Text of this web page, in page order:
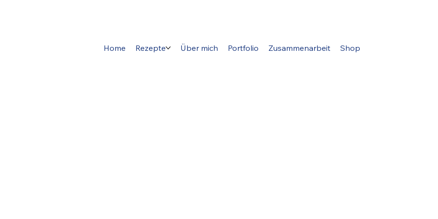
Home Rezepte Über mich Portfolio Zusammenarbeit Shop